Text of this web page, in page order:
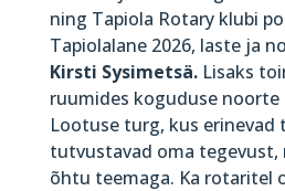
ning Tapiola Rotary klubi
Tapiolalane 2026, laste ja
Kirsti Sysimetsä.Lisaks
ruumides koguduse
Lootuse turg, kus erinevad
tutvustavad oma tegevust,
õhtu teemaga. Ka rotaritel